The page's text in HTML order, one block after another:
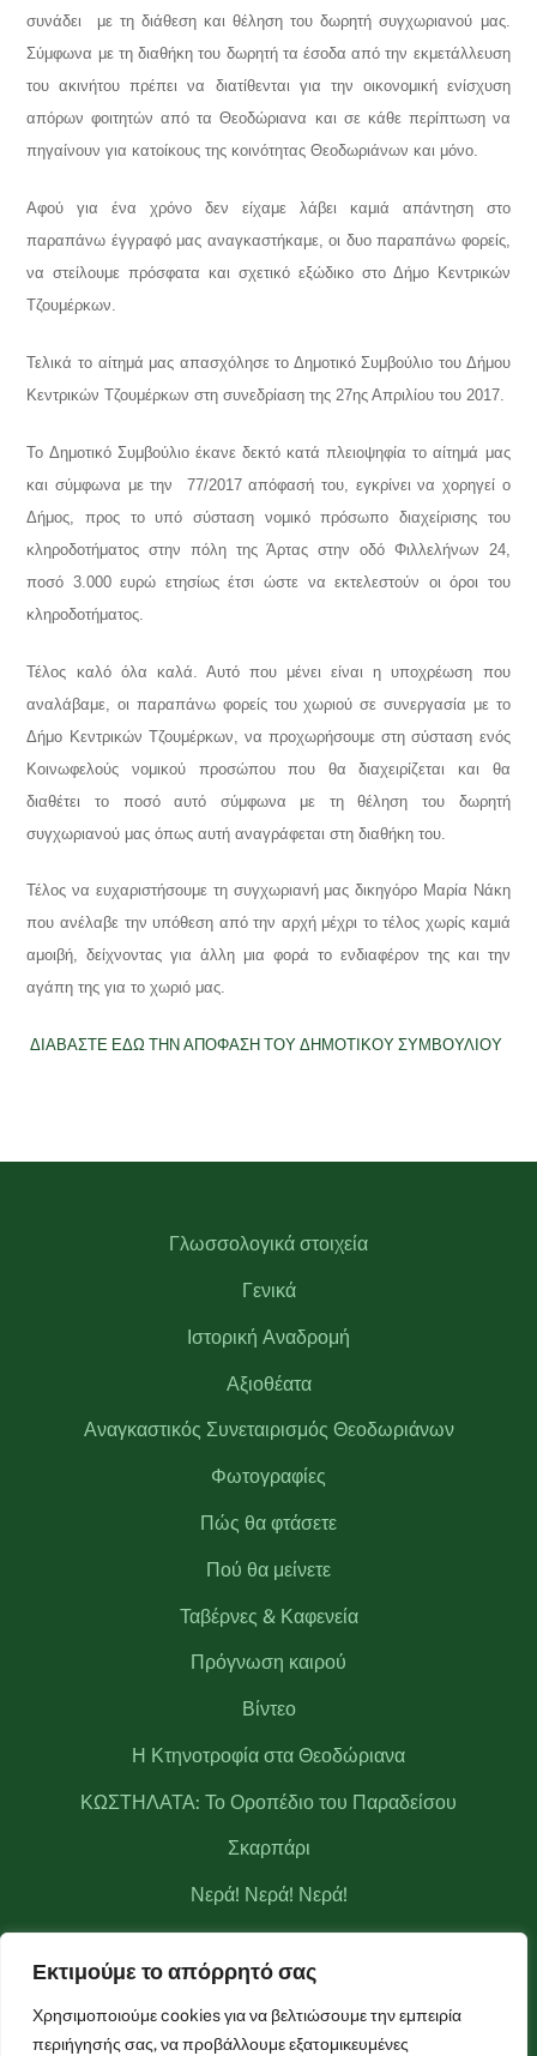
Εκτιμούμε το απόρρητό σας
Χρησιμοποιούμε cookies για να βελτιώσουμε την εμπειρία
περιήγησής σας, να προβάλλουμε εξατομικευμένες
συνάδει με τη διάθεση και θέληση του δωρητή συγχωριανού μας.
Σύμφωνα με τη διαθήκη του δωρητή τα έσοδα από την εκμετάλλευση
του ακινήτου πρέπει να διατίθενται για την οικονομική ενίσχυση
απόρων φοιτητών από τα Θεοδώριανα και σε κάθε περίπτωση να
πηγαίνουν για κατοίκους της κοινότητας Θεοδωριάνων και μόνο.
Αφού για ένα χρόνο δεν είχαμε λάβει καμιά απάντηση στο
παραπάνω έγγραφό μας αναγκαστήκαμε, οι δυο παραπάνω φορείς,
να στείλουμε πρόσφατα και σχετικό εξώδικο στο Δήμο Κεντρικών
Τζουμέρκων.
Τελικά το αίτημά μας απασχόλησε το Δημοτικό Συμβούλιο του Δήμου
Κεντρικών Τζουμέρκων στη συνεδρίαση της 27ης Απριλίου του 2017.
Το Δημοτικό Συμβούλιο έκανε δεκτό κατά πλειοψηφία το αίτημά μας
και σύμφωνα με την 77/2017 απόφασή του, εγκρίνει να χορηγεί ο
Δήμος, προς το υπό σύσταση νομικό πρόσωπο διαχείρισης του
κληροδοτήματος στην πόλη της Άρτας στην οδό Φιλλελήνων 24,
ποσό 3.000 ευρώ ετησίως έτσι ώστε να εκτελεστούν οι όροι του
κληροδοτήματος.
Τέλος καλό όλα καλά. Αυτό που μένει είναι η υποχρέωση που
αναλάβαμε, οι παραπάνω φορείς του χωριού σε συνεργασία με το
Δήμο Κεντρικών Τζουμέρκων, να προχωρήσουμε στη σύσταση ενός
Κοινωφελούς νομικού προσώπου που θα διαχειρίζεται και θα
διαθέτει το ποσό αυτό σύμφωνα με τη θέληση του δωρητή
συγχωριανού μας όπως αυτή αναγράφεται στη διαθήκη του.
Τέλος να ευχαριστήσουμε τη συγχωριανή μας δικηγόρο Μαρία Νάκη
που ανέλαβε την υπόθεση από την αρχή μέχρι το τέλος χωρίς καμιά
αμοιβή, δείχνοντας για άλλη μια φορά το ενδιαφέρον της και την
αγάπη της για το χωριό μας.
ΔΙΑΒΑΣΤΕ ΕΔΩ ΤΗΝ ΑΠΟΦΑΣΗ ΤΟΥ ΔΗΜΟΤΙΚΟΥ ΣΥΜΒΟΥΛΙΟΥ
Γλωσσολογικά στοιχεία
Γενικά
Ιστορική Αναδρομή
Αξιοθέατα
Αναγκαστικός Συνεταιρισμός Θεοδωριάνων
Φωτογραφίες
Πώς θα φτάσετε
Πού θα μείνετε
Ταβέρνες & Καφενεία
Πρόγνωση καιρού
Βίντεο
Η Κτηνοτροφία στα Θεοδώριανα
ΚΩΣΤΗΛΑΤΑ: Το Οροπέδιο του Παραδείσου
Σκαρπάρι
Νερά! Νερά! Νερά!
Μετεωρολογικός σταθμός Θεοδωριάνων